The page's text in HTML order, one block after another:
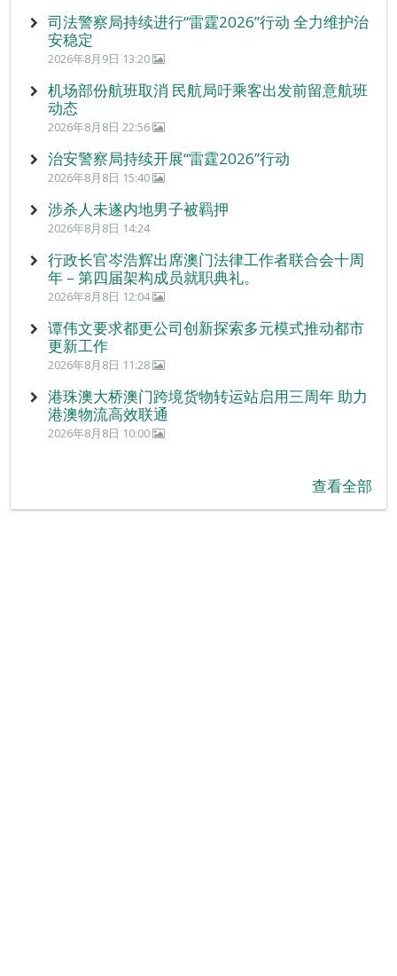
司法警察局持续进行“雷霆2026”行动 全力维护治
安稳定
2026年8月9日 13:20
机场部份航班取消 民航局吁乘客出发前留意航班
动态
2026年8月8日 22:56
治安警察局持续开展“雷霆2026”行动
2026年8月8日 15:40
涉杀人未遂内地男子被羁押
2026年8月8日 14:24
行政长官岑浩辉出席澳门法律工作者联合会十周
年 – 第四届架构成员就职典礼。
2026年8月8日 12:04
谭伟文要求都更公司创新探索多元模式推动都市
更新工作
2026年8月8日 11:28
港珠澳大桥澳门跨境货物转运站启用三周年 助力
港澳物流高效联通
2026年8月8日 10:00
查看全部